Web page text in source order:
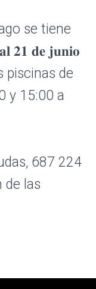
se tiene
𝟐𝟏 𝐝𝐞 𝐣𝐮𝐧𝐢𝐨
piscinas de
y 15:00 a
687 224
de las